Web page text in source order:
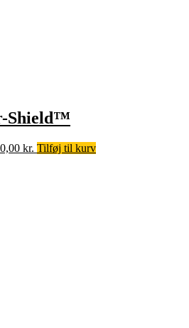
Shield™
kr. Den
Tilføj til kurv